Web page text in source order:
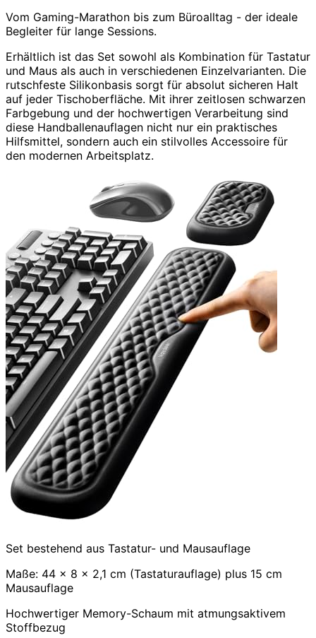
Vom Gaming-Marathon bis zum Büroalltag - der ideale
Begleiter für lange Sessions.
Erhältlich ist das Set sowohl als Kombination für Tastatur
und Maus als auch in verschiedenen Einzelvarianten. Die
rutschfeste Silikonbasis sorgt für absolut sicheren Halt
auf jeder Tischoberfläche. Mit ihrer zeitlosen schwarzen
Farbgebung und der hochwertigen Verarbeitung sind
diese Handballenauflagen nicht nur ein praktisches
Hilfsmittel, sondern auch ein stilvolles Accessoire für
den modernen Arbeitsplatz.
Set bestehend aus Tastatur- und Mausauflage
Maße: 44 x 8 x 2,1 cm (Tastaturauflage) plus 15 cm
Mausauflage
Hochwertiger Memory-Schaum mit atmungsaktivem
Stoffbezug